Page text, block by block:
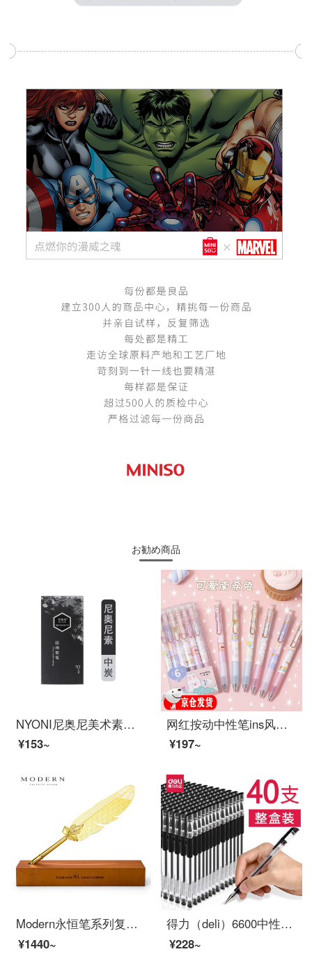
お勧め商品
NYONI尼奥尼美术素描速写碳笔软中硬性绘画专用不易断芯专业绘画碳笔画画笔美术生专用考试用笔 尼奥尼碳笔抽屉盒（中）
¥153~
网红按动中性笔ins风按动笔可爱少女心学生高颜值笔男女生笔 南希兔【6支装】
¥197~
Modern永恒笔系列复古羽毛笔 不用墨水的钢笔 金属老不死笔 办公桌面掉件商务礼品笔 创意公司企业
¥1440~
得力（deli）6600中性笔水笔0.5mm黑红蓝签字笔书写顺滑大容量中性笔按动整盒批发 40支子弹头超值整盒装
¥228~